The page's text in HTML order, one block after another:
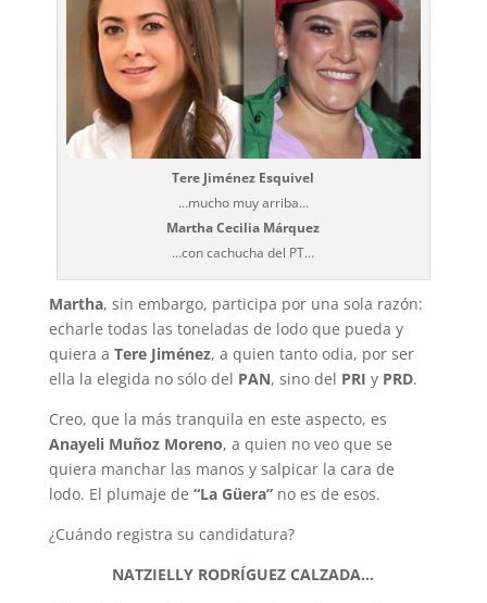
Tere Jiménez Esquivel
…mucho muy arriba…
Martha Cecilia Márquez
…con cachucha del PT…
Martha, sin embargo, participa por una sola razón:
echarle todas las toneladas de lodo que pueda y
quiera a Tere Jiménez, a quien tanto odia, por ser
ella la elegida no sólo del PAN, sino del PRI y PRD.
Creo, que la más tranquila en este aspecto, es
Anayeli Muñoz Moreno, a quien no veo que se
quiera manchar las manos y salpicar la cara de
lodo. El plumaje de “La Güera” no es de esos.
¿Cuándo registra su candidatura?
NATZIELLY RODRÍGUEZ CALZADA...